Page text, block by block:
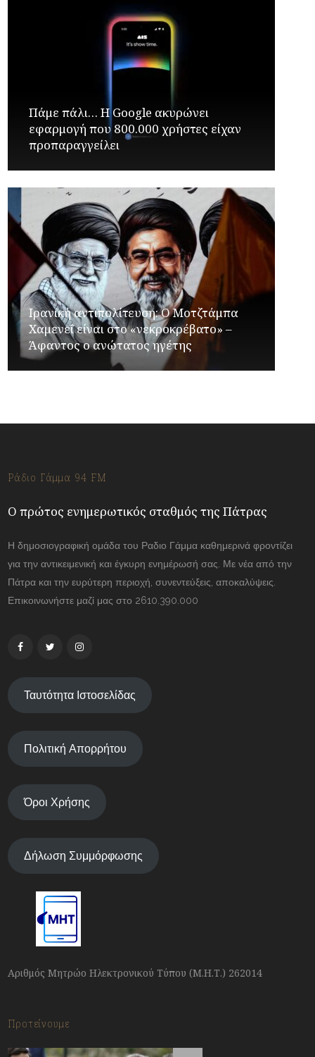
Πάμε πάλι… Η Google ακυρώνει
εφαρμογή που 800.000 χρήστες είχαν
προπαραγγείλει
Ιρανική αντιπολίτευση: Ο Μοτζτάμπα
Χαμενεΐ είναι στο «νεκροκρέβατο» –
Άφαντος ο ανώτατος ηγέτης
Ράδιο Γάμμα 94 FM
Ο πρώτος ενημερωτικός σταθμός της Πάτρας
Η δημοσιογραφική ομάδα του Ραδιο Γάμμα καθημερινά φροντίζει
για την αντικειμενική και έγκυρη ενημέρωσή σας. Με νέα από την
Πάτρα και την ευρύτερη περιοχή, συνεντεύξεις, αποκαλύψεις.
Επικοινωνήστε μαζί μας στο 2610.390.000
Ταυτότητα Ιστοσελίδας
Πολιτική Απορρήτου
Όροι Χρήσης
Δήλωση Συμμόρφωσης
Αριθμός Μητρώο Ηλεκτρονικού Τύπου (Μ.Η.Τ.) 262014
Προτείνουμε